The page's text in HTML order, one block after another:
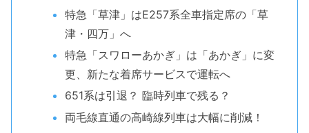
特急「草津」はE257系全車指定席の「草
津・四万」へ
特急「スワローあかぎ」は「あかぎ」に変
更、新たな着席サービスで運転へ
651系は引退？ 臨時列車で残る？
両毛線直通の高崎線列車は大幅に削減！